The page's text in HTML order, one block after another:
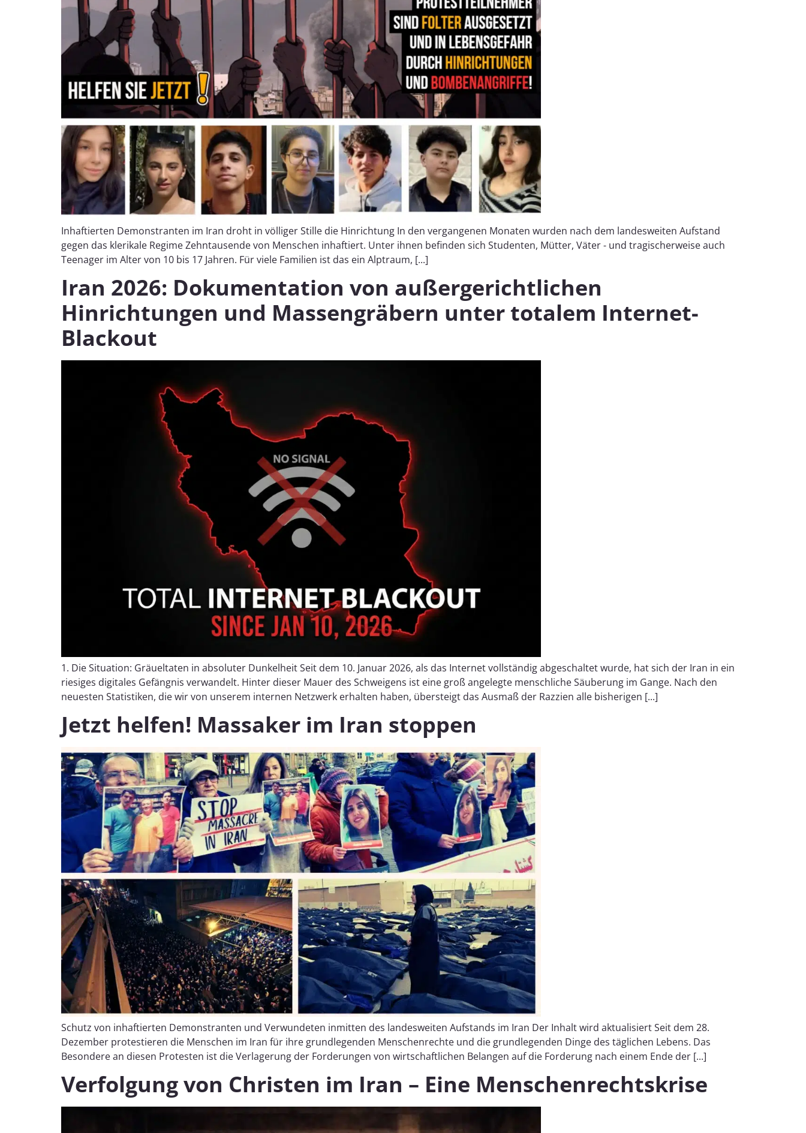
Inhaftierten Demonstranten im Iran droht in völliger Stille die Hinrichtung In den vergangenen Monaten wurden nach dem landesweiten Aufstand
gegen das klerikale Regime Zehntausende von Menschen inhaftiert. Unter ihnen befinden sich Studenten, Mütter, Väter - und tragischerweise auch
Teenager im Alter von 10 bis 17 Jahren. Für viele Familien ist das ein Alptraum, [...]
Iran 2026: Dokumentation von außergerichtlichen
Hinrichtungen und Massengräbern unter totalem Internet-
Blackout
1. Die Situation: Gräueltaten in absoluter Dunkelheit Seit dem 10. Januar 2026, als das Internet vollständig abgeschaltet wurde, hat sich der Iran in ein
riesiges digitales Gefängnis verwandelt. Hinter dieser Mauer des Schweigens ist eine groß angelegte menschliche Säuberung im Gange. Nach den
neuesten Statistiken, die wir von unserem internen Netzwerk erhalten haben, übersteigt das Ausmaß der Razzien alle bisherigen [...]
Jetzt helfen! Massaker im Iran stoppen
Schutz von inhaftierten Demonstranten und Verwundeten inmitten des landesweiten Aufstands im Iran Der Inhalt wird aktualisiert Seit dem 28.
Dezember protestieren die Menschen im Iran für ihre grundlegenden Menschenrechte und die grundlegenden Dinge des täglichen Lebens. Das
Besondere an diesen Protesten ist die Verlagerung der Forderungen von wirtschaftlichen Belangen auf die Forderung nach einem Ende der [...]
Verfolgung von Christen im Iran – Eine Menschenrechtskrise